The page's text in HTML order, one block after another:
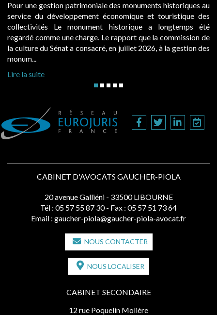
Pour une gestion patrimoniale des monuments historiques au
service du développement économique et touristique des
collectivités Le monument historique a longtemps été
regardé comme une charge. Le rapport que la commission de
la culture du Sénat a consacré, en juillet 2026, à la gestion des
monum...
Lire la suite
CABINET D'AVOCATS GAUCHER-PIOLA
20 avenue Galliéni - 33500 LIBOURNE
Tél : 05 57 55 87 30 - Fax : 05 57 51 73 64
Email : gaucher-piola@gaucher-piola-avocat.fr
NOUS CONTACTER
NOUS LOCALISER
CABINET SECONDAIRE
12 rue Poquelin Molière